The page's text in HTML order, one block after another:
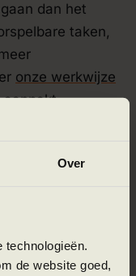
Over
technologieën.
de website goed,
dan het
taken,
onze werkwijze
aanpakt.
de RPA-
altijd soepel.
bedrijven het